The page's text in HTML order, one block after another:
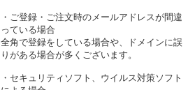
・ご登録・ご注文時のメールアドレスが間違
っている場合
全角で登録をしている場合や、ドメインに誤
りがある場合が多くございます。
・セキュリティソフト、ウイルス対策ソフト